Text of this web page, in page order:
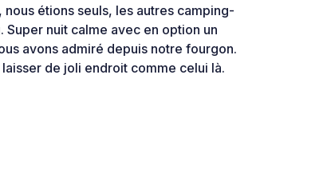
nous étions seuls, les autres camping-
Super nuit calme avec en option un
avons admiré depuis notre fourgon.
de joli endroit comme celui là.